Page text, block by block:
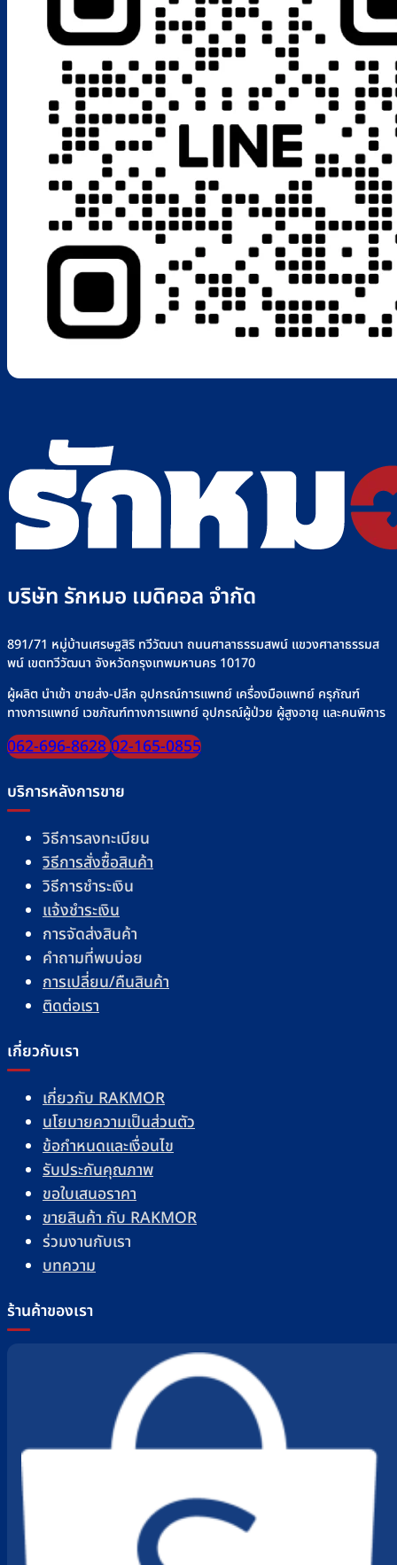
บริษัท รักหมอ เมดิคอล จำกัด
891/71 หมู่บ้านเศรษฐสิริ ทวีวัฒนา ถนนศาลาธรรมสพน์ แขวงศาลาธรรมส
พน์ เขตทวีวัฒนา จังหวัดกรุงเทพมหานคร 10170
ผู้ผลิต นำเข้า ขายส่ง-ปลีก อุปกรณ์การแพทย์ เครื่องมือแพทย์ ครุภัณฑ์
ทางการแพทย์ เวชภัณฑ์ทางการแพทย์ อุปกรณ์ผู้ป่วย ผู้สูงอายุ และคนพิการ
062-696-862802-165-0855
บริการหลังการขาย
วิธีการลงทะเบียน
วิธีการสั่งซื้อสินค้า
วิธีการชำระเงิน
แจ้งชำระเงิน
การจัดส่งสินค้า
คำถามที่พบบ่อย
การเปลี่ยน/คืนสินค้า
ติดต่อเรา
เกี่ยวกับเรา
เกี่ยวกับ RAKMOR
นโยบายความเป็นส่วนตัว
ข้อกำหนดและเงื่อนไข
รับประกันคุณภาพ
ขอใบเสนอราคา
ขายสินค้า กับ RAKMOR
ร่วมงานกับเรา
บทความ
ร้านค้าของเรา